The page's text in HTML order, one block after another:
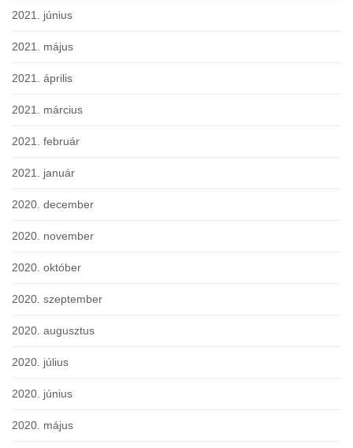
2021. június
2021. május
2021. április
2021. március
2021. február
2021. január
2020. december
2020. november
2020. október
2020. szeptember
2020. augusztus
2020. július
2020. június
2020. május